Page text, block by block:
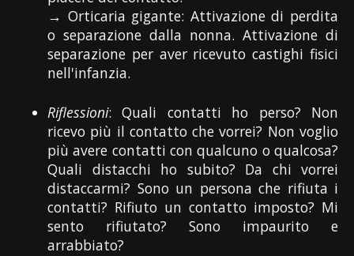
→ Orticaria gigante: Attivazione di perdita
o separazione dalla nonna. Attivazione di
separazione per aver ricevuto castighi fisici
nell'infanzia.
Riflessioni: Quali contatti ho perso? Non
ricevo più il contatto che vorrei? Non voglio
più avere contatti con qualcuno o qualcosa?
Quali distacchi ho subito? Da chi vorrei
distaccarmi? Sono un persona che rifiuta i
contatti? Rifiuto un contatto imposto? Mi
sento rifiutato? Sono impaurito e
arrabbiato?